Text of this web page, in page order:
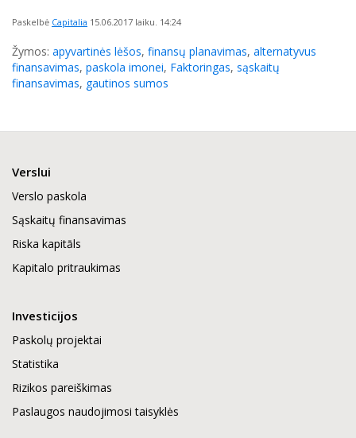
Paskelbė Capitalia 15.06.2017 laiku. 14:24
Žymos: apyvartinės lėšos, finansų planavimas, alternatyvus
finansavimas, paskola imonei, Faktoringas, sąskaitų
finansavimas, gautinos sumos
Verslui
Verslo paskola
Sąskaitų finansavimas
Riska kapitāls
Kapitalo pritraukimas
Investicijos
Paskolų projektai
Statistika
Rizikos pareiškimas
Paslaugos naudojimosi taisyklės